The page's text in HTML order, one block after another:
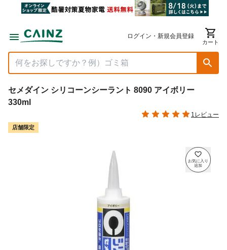
ログイン・新規会員登録
カート
セメダイン シリコーンシーラント 8090 アイボリー
330ml
1レビュー
店舗限定